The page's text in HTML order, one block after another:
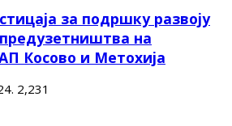
за подршку развоју
на
Косово и Метохија
2,231